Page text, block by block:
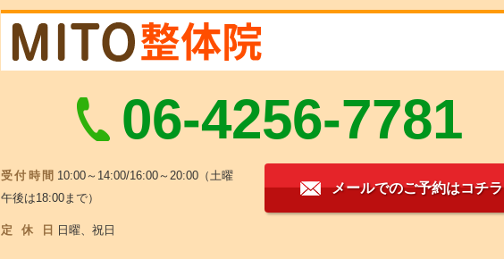
06-4256-7781
メールでのご予約はコチラ
受付時間 10:00～14:00/16:00～20:00（土曜
午後は18:00まで）
定休日 日曜、祝日